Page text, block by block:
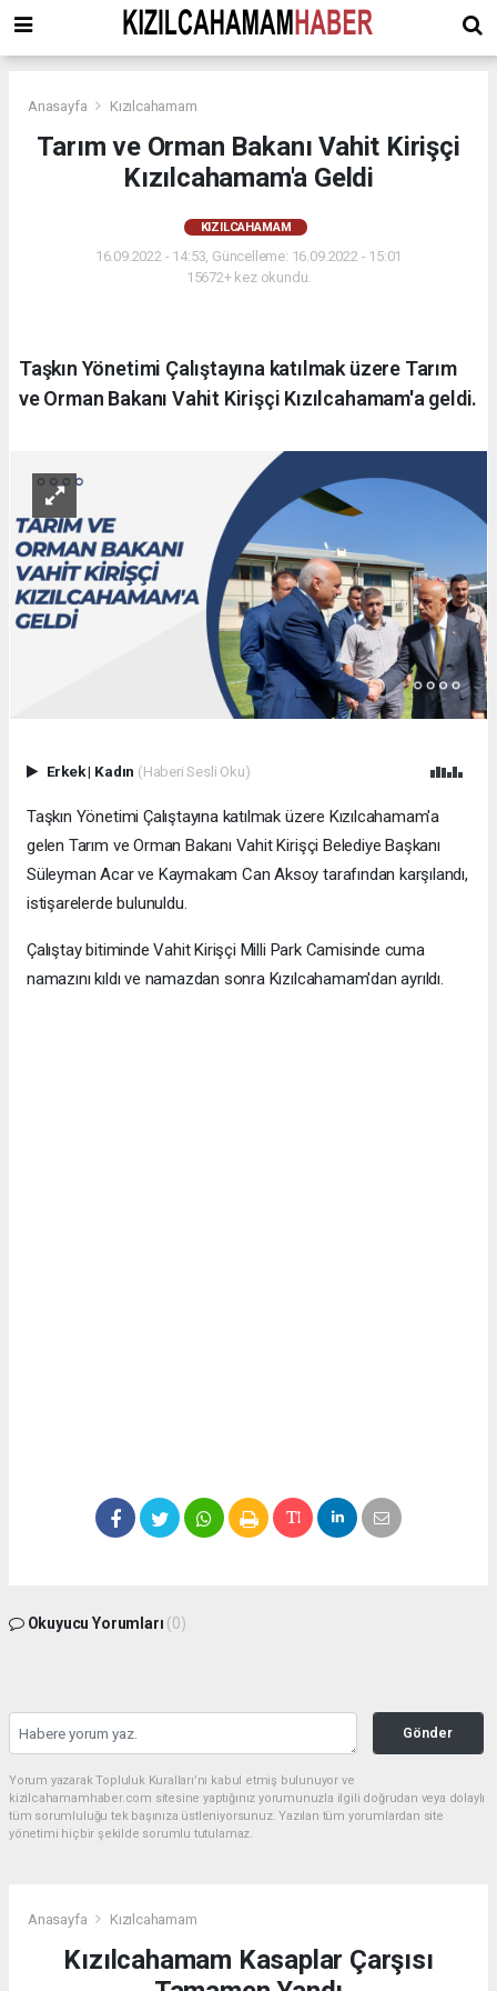
Anasayfa Kızılcahamam
Tarım ve Orman Bakanı Vahit Kirişçi
Kızılcahamam'a Geldi
KIZILCAHAMAM
16.09.2022 - 14:53, Güncelleme: 16.09.2022 - 15:01
15672+ kez okundu.
Taşkın Yönetimi Çalıştayına katılmak üzere Tarım
ve Orman Bakanı Vahit Kirişçi Kızılcahamam'a geldi.
Erkek| Kadın (Haberi Sesli Oku)
Taşkın Yönetimi Çalıştayına katılmak üzere Kızılcahamam'a
gelen Tarım ve Orman Bakanı Vahit Kirişçi Belediye Başkanı
Süleyman Acar ve Kaymakam Can Aksoy tarafından karşılandı,
istişarelerde bulunuldu.
Çalıştay bitiminde Vahit Kirişçi Milli Park Camisinde cuma
namazını kıldı ve namazdan sonra Kızılcahamam'dan ayrıldı.
Okuyucu Yorumları (0)
Gönder
Yorum yazarak Topluluk Kuralları’nı kabul etmiş bulunuyor ve
kizilcahamamhaber.com sitesine yaptığınız yorumunuzla ilgili doğrudan veya dolaylı
tüm sorumluluğu tek başınıza üstleniyorsunuz. Yazılan tüm yorumlardan site
yönetimi hiçbir şekilde sorumlu tutulamaz.
Anasayfa Kızılcahamam
Kızılcahamam Kasaplar Çarşısı